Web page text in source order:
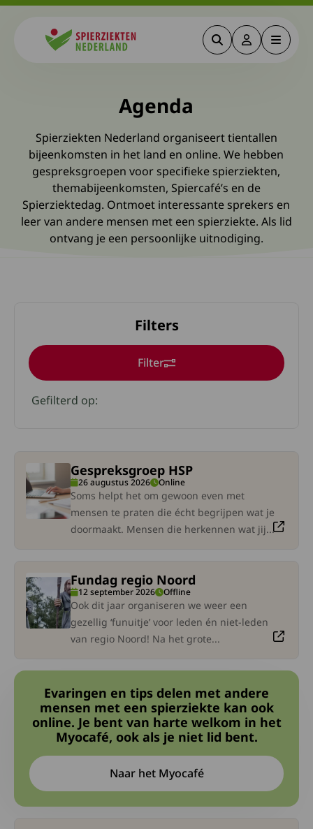
ZoekenDeze link
Menu
Agenda
Spierziekten Nederland organiseert tientallen
bijeenkomsten in het land en online. We hebben
gespreksgroepen voor specifieke spierziekten,
themabijeenkomsten, Spiercafé’s en de
Spierziektedag. Ontmoet interessante sprekers en
leer van andere mensen met een spierziekte. Als lid
ontvang je een persoonlijke uitnodiging.
Filters
Filter
Klik op een geselecteerde om deze te verwijderen
Gefilterd op:
Gespreksgroep HSP
26 augustus 2026 Online
Soms helpt het om gewoon even met
mensen te praten die écht begrijpen wat je
doormaakt. Mensen die herkennen wat jij...
link gaat naar een externe site. Lees meer over
Fundag regio Noord
12 september 2026 Offline
Ook dit jaar organiseren we weer een
gezellig ‘funuitje’ voor leden én niet-leden
van regio Noord! Na het grote...
link gaat naar een externe site. Lees meer over
Evaringen en tips delen met andere
mensen met een spierziekte kan ook
online. Je bent van harte welkom in het
Myocafé, ook als je niet lid bent.
Naar het Myocafé
Deze link leidt naar een